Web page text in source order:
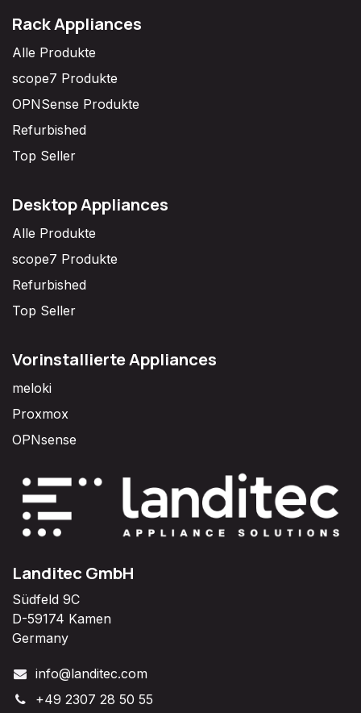
Rack Appliances
Alle Produkte
scope7 Produkte
OPNSense Produkte
Refurbished
Top Seller
Desktop Appliances
Alle Produkte
scope7 Produkte
Refurbished
Top Seller
Vorinstallierte Appliances
meloki
Proxmox
OPNsense
Landitec GmbH
Südfeld 9C
D-59174 Kamen
Germany
info@landitec.com
+49 2307 28 50 55